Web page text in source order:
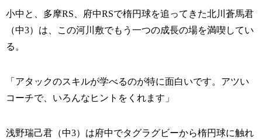
小中と、多摩RS、府中RSで楕円球を追ってきた北川蒼馬君
（中3）は、この河川敷でもう一つの成長の場を満喫してい
る。
「アタックのスキルが学べるのが特に面白いです。アツい
コーチで、いろんなヒントをくれます」
浅野瑞己君（中3）は府中でタグラグビーから楕円球に触れ